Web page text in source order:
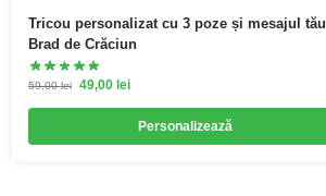
Tricou personalizat cu 3 poze și mesajul tău
Brad de Crăciun
59,00lei 49,00 lei
Personalizează